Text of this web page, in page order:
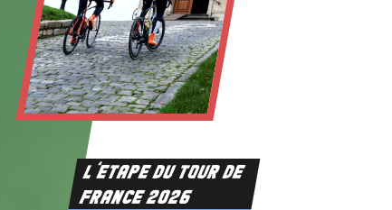
L’ETAPE DU TOUR DE
FRANCE 2026